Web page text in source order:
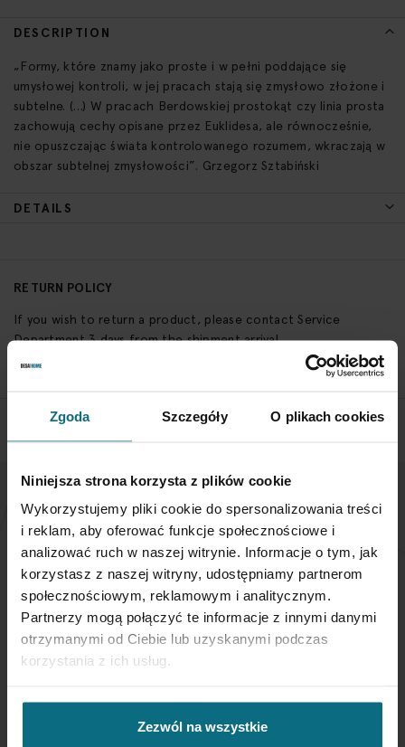
Zgoda Szczegóły O plikach cookies
Niniejsza strona korzysta z plików cookie
Wykorzystujemy pliki cookie do spersonalizowania treści
i reklam, aby oferować funkcje społecznościowe i
analizować ruch w naszej witrynie. Informacje o tym, jak
korzystasz z naszej witryny, udostępniamy partnerom
społecznościowym, reklamowym i analitycznym.
Partnerzy mogą połączyć te informacje z innymi danymi
otrzymanymi od Ciebie lub uzyskanymi podczas
korzystania z ich usług.
Zezwól na wszystkie
DESCRIPTION
„Formy, które znamy jako proste i w pełni poddające się
umysłowej kontroli, w jej pracach stają się zmysłowo złożone i
subtelne. (…) W pracach Berdowskiej prostokąt czy linia prosta
zachowują cechy opisane przez Euklidesa, ale równocześnie,
nie opuszczając świata kontrolowanego rozumem, wkraczają w
obszar subtelnej zmysłowości”. Grzegorz Sztabiński
DETAILS
RETURN POLICY
If you wish to return a product, please contact Service
Department 3 days from the shipment arrival.
CHECK THE DETAILS
NEWSLETTER
If you want to be up to date, sign up to receive our
newsletter enter your email below.
Sign
Up
Our